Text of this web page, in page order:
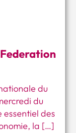
du
du
essentiel des
la […]